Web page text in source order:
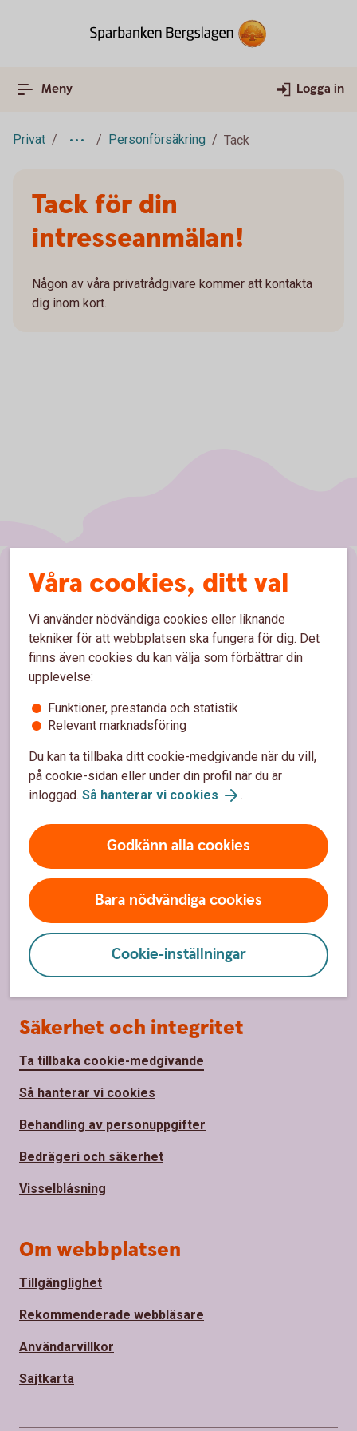
Meny Logga in
Privat Personförsäkring Tack
Tack för din
intresseanmälan!
Någon av våra privatrådgivare kommer att kontakta
dig inom kort.
Våra cookies, ditt val
Vi använder nödvändiga cookies eller liknande
tekniker för att webbplatsen ska fungera för dig. Det
finns även cookies du kan välja som förbättrar din
upplevelse:
Funktioner, prestanda och statistik
Relevant marknadsföring
Du kan ta tillbaka ditt cookie-medgivande när du vill,
på cookie-sidan eller under din profil när du är
inloggad. Så hanterar vi cookies .
Godkänn alla cookies
Bara nödvändiga cookies
Cookie-inställningar
Sidfot
Hitta snabbt
Kundservice
Spärrhjälp
Hitta bankkontor
Bli kund
Om oss
Om Sparbanken Bergslagen
Hållbarhet
Samhällsengagemang
Press
Jobba hos oss
Säkerhet och integritet
Ta tillbaka cookie-medgivande
Så hanterar vi cookies
Behandling av personuppgifter
Bedrägeri och säkerhet
Visselblåsning
Om webbplatsen
Tillgänglighet
Rekommenderade webbläsare
Användarvillkor
Sajtkarta